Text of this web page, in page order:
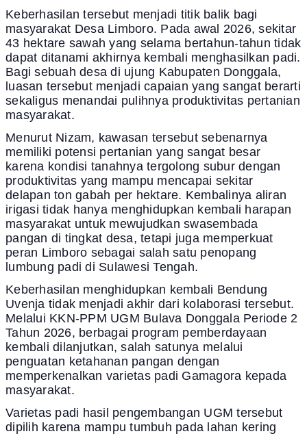
Keberhasilan tersebut menjadi titik balik bagi
masyarakat Desa Limboro. Pada awal 2026, sekitar
43 hektare sawah yang selama bertahun-tahun tidak
dapat ditanami akhirnya kembali menghasilkan padi.
Bagi sebuah desa di ujung Kabupaten Donggala,
luasan tersebut menjadi capaian yang sangat berarti
sekaligus menandai pulihnya produktivitas pertanian
masyarakat.
Menurut Nizam, kawasan tersebut sebenarnya
memiliki potensi pertanian yang sangat besar
karena kondisi tanahnya tergolong subur dengan
produktivitas yang mampu mencapai sekitar
delapan ton gabah per hektare. Kembalinya aliran
irigasi tidak hanya menghidupkan kembali harapan
masyarakat untuk mewujudkan swasembada
pangan di tingkat desa, tetapi juga memperkuat
peran Limboro sebagai salah satu penopang
lumbung padi di Sulawesi Tengah.
Keberhasilan menghidupkan kembali Bendung
Uvenja tidak menjadi akhir dari kolaborasi tersebut.
Melalui KKN-PPM UGM Bulava Donggala Periode 2
Tahun 2026, berbagai program pemberdayaan
kembali dilanjutkan, salah satunya melalui
penguatan ketahanan pangan dengan
memperkenalkan varietas padi Gamagora kepada
masyarakat.
Varietas padi hasil pengembangan UGM tersebut
dipilih karena mampu tumbuh pada lahan kering